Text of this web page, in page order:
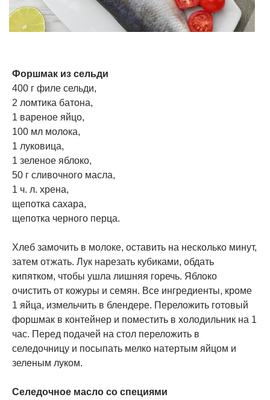
Форшмак из сельди
400 г филе сельди,
2 ломтика батона,
1 вареное яйцо,
100 мл молока,
1 луковица,
1 зеленое яблоко,
50 г сливочного масла,
1 ч. л. хрена,
щепотка сахара,
щепотка черного перца.
Хлеб замочить в молоке, оставить на несколько минут,
затем отжать. Лук нарезать кубиками, обдать
кипятком, чтобы ушла лишняя горечь. Яблоко
очистить от кожуры и семян. Все ингредиенты, кроме
1 яйца, измельчить в блендере. Переложить готовый
форшмак в контейнер и поместить в холодильник на 1
час. Перед подачей на стол переложить в
селедочницу и посыпать мелко натертым яйцом и
зеленым луком.
Селедочное масло со специями